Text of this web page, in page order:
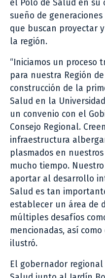
el Polo de Salud en
sueño de
que buscan proyectar
la región.
“Iniciamos un proceso
para nuestra Región
construcción de la
Salud en la
un convenio con el
Consejo Regional.
infraestructura
plasmados en
mucho tiempo.
aportar al desarrollo
Salud es tan
establecer un área de
múltiples desafíos
mencionadas, así
ilustró.
El gobernador